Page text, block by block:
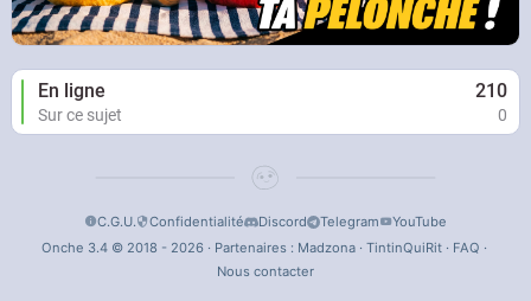
En ligne 210
Sur ce sujet 0
C.G.U. Confidentialité Discord Telegram
YouTube
Onche 3.4 © 2018 - 2026 · Partenaires : Madzona· TintinQuiRit· FAQ ·
Nous contacter